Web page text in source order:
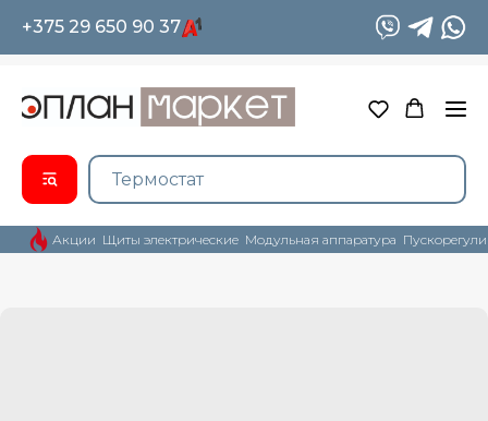
+375 29 650 90 37
Акции Щиты электрические Модульная аппаратура